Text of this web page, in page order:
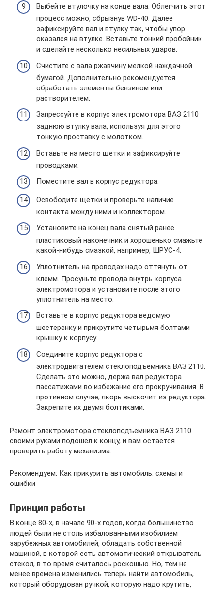
Выбейте втулочку на конце вала. Облегчить этот
процесс можно, сбрызнув WD-40. Далее
зафиксируйте вал и втулку так, чтобы упор
оказался на втулке. Вставьте тонкий пробойник
и сделайте несколько несильных ударов.
Счистите с вала ржавчину мелкой наждачной
бумагой. Дополнительно рекомендуется
обработать элементы бензином или
растворителем.
Запрессуйте в корпус электромотора ВАЗ 2110
заднюю втулку вала, используя для этого
тонкую проставку с молотком.
Вставьте на место щетки и зафиксируйте
проводками.
Поместите вал в корпус редуктора.
Освободите щетки и проверьте наличие
контакта между ними и коллектором.
Установите на конец вала снятый ранее
пластиковый наконечник и хорошенько смажьте
какой-нибудь смазкой, например, ШРУС-4.
Уплотнитель на проводах надо оттянуть от
клемм. Просуньте провода внутрь корпуса
электромотора и установите после этого
уплотнитель на место.
Вставьте в корпус редуктора ведомую
шестеренку и прикрутите четырьмя болтами
крышку к корпусу.
Соедините корпус редуктора с
электродвигателем стеклоподъемника ВАЗ 2110.
Сделать это можно, держа вал редуктора
пассатижами во избежание его прокручивания. В
противном случае, якорь выскочит из редуктора.
Закрепите их двумя болтиками.
Ремонт электромотора стеклоподъемника ВАЗ 2110
своими руками подошел к концу, и вам остается
проверить работу механизма.
Рекомендуем: Как прикурить автомобиль: схемы и
ошибки
Принцип работы
В конце 80-х, в начале 90-х годов, когда большинство
людей были не столь избалованными изобилием
зарубежных автомобилей, обладать собственной
машиной, в которой есть автоматический открыватель
стекол, в то время считалось роскошью. Но, тем не
менее времена изменились теперь найти автомобиль,
который оборудован ручкой, которую надо крутить,